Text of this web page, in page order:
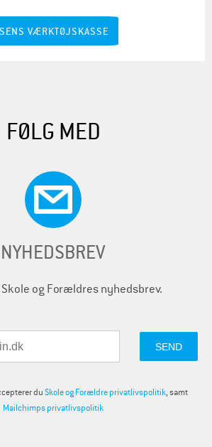
VÆRKTØJSKASSE
FØLG MED
NYHEDSBREV
og Forældres nyhedsbrev.
duSkole og Forældre privatlivspolitik, samt
Mailchimps privatlivspolitik